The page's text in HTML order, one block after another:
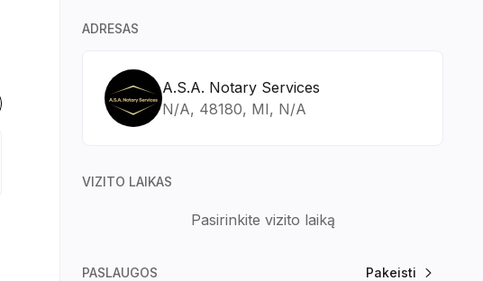
2026 m. rugpjūtis
16
ADRESAS
A.S.A. Notary Services
N/A, 48180, MI, N/A
VIZITO LAIKAS
Pasirinkite vizito laiką
PASLAUGOS Pakeisti